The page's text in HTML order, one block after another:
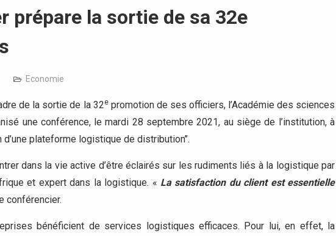
prépare la sortie de sa 32e
Economie
de la sortie de la 32epromotion de ses officiers, l’Académie des sciences
une conférence, le mardi 28 septembre 2021, au siège de l’institution, à
d’une plateforme logistique de distribution’’.
dans la vie active d’être éclairés sur les rudiments liés à la logistique par
et expert dans la logistique. « La satisfaction du client est essentielle
conférencier.
bénéficient de services logistiques efficaces. Pour lui, en effet, la